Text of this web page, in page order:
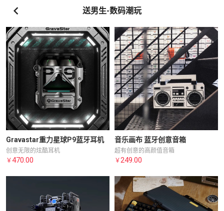
送男生-数码潮玩
Gravastar重力星球P9蓝牙耳机
创意无限的炫酷耳机
￥470.00
音乐画布 蓝牙创意音箱
超有创意的高颜值音箱
￥249.00